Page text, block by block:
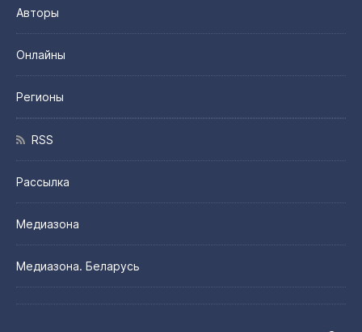
Авторы
Онлайны
Регионы
RSS
Рассылка
Медиазона
Медиазона. Беларусь